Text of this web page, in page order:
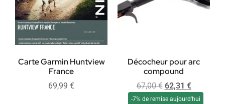
Carte Garmin Huntview
France
69,99 €
Décocheur pour arc
compound
67,00€ 62,31 €
-7% de remise aujourd'hui